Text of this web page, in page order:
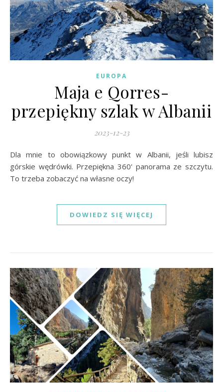
EUROPA
Maja e Qorres-
przepiękny szlak w Albanii
2023-12-23
Dla mnie to obowiązkowy punkt w Albanii, jeśli lubisz
górskie wędrówki. Przepiękna 360' panorama ze szczytu.
To trzeba zobaczyć na własne oczy!
DOWIEDZ SIĘ WIĘCEJ